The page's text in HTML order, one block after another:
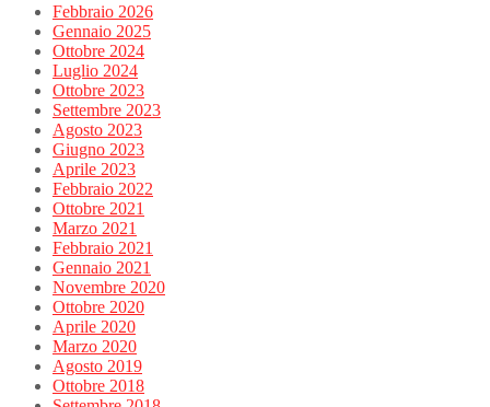
Febbraio 2026
Gennaio 2025
Ottobre 2024
Luglio 2024
Ottobre 2023
Settembre 2023
Agosto 2023
Giugno 2023
Aprile 2023
Febbraio 2022
Ottobre 2021
Marzo 2021
Febbraio 2021
Gennaio 2021
Novembre 2020
Ottobre 2020
Aprile 2020
Marzo 2020
Agosto 2019
Ottobre 2018